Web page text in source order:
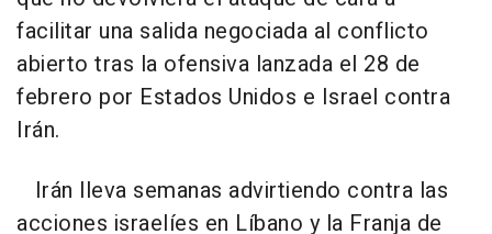
facilitar una salida negociada al conflicto
abierto tras la ofensiva lanzada el 28 de
febrero por Estados Unidos e Israel contra
Irán.
Irán lleva semanas advirtiendo contra las
acciones israelíes en Líbano y la Franja de